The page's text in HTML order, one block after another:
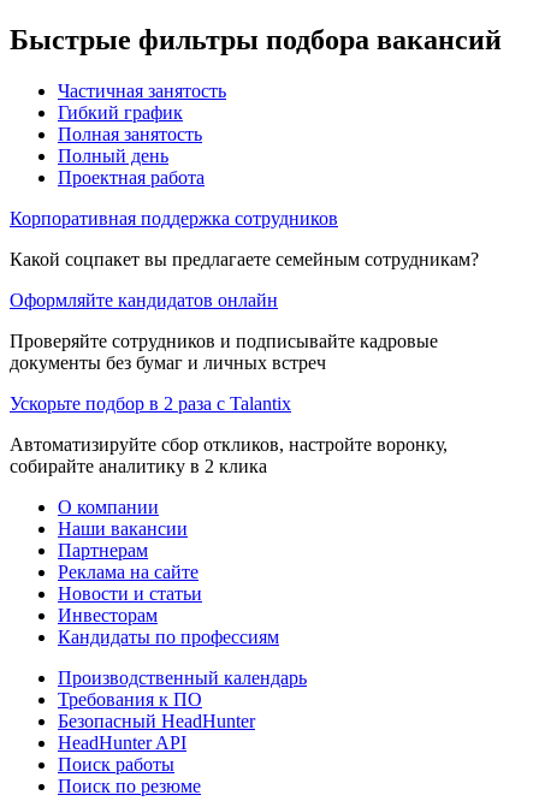
Быстрые фильтры подбора вакансий
Частичная занятость
Гибкий график
Полная занятость
Полный день
Проектная работа
Корпоративная поддержка сотрудников
Какой соцпакет вы предлагаете семейным сотрудникам?
Оформляйте кандидатов онлайн
Проверяйте сотрудников и подписывайте кадровые
документы без бумаг и личных встреч
Ускорьте подбор в 2 раза с Talantix
Автоматизируйте сбор откликов, настройте воронку,
собирайте аналитику в 2 клика
О компании
Наши вакансии
Партнерам
Реклама на сайте
Новости и статьи
Инвесторам
Кандидаты по профессиям
Производственный календарь
Требования к ПО
Безопасный HeadHunter
HeadHunter API
Поиск работы
Поиск по резюме